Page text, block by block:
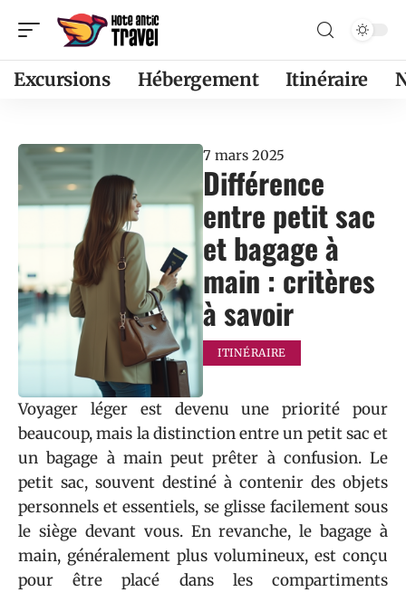
Excursions Hébergement Itinéraire
7 mars 2025
Différence
entre petit sac
et bagage à
main : critères
à savoir
ITINÉRAIRE
Voyager léger est devenu une priorité pour
beaucoup, mais la distinction entre un petit sac et
un bagage à main peut prêter à confusion. Le
petit sac, souvent destiné à contenir des objets
personnels et essentiels, se glisse facilement sous
le siège devant vous. En revanche, le bagage à
main, généralement plus volumineux, est conçu
pour être placé dans les compartiments